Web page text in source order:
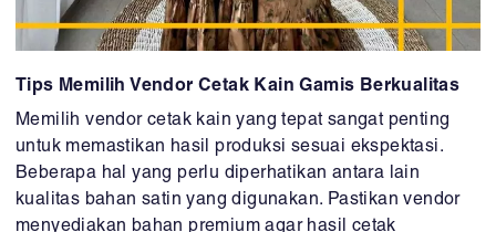
Tips Memilih Vendor Cetak Kain Gamis Berkualitas
Memilih vendor cetak kain yang tepat sangat penting
untuk memastikan hasil produksi sesuai ekspektasi.
Beberapa hal yang perlu diperhatikan antara lain
kualitas bahan satin yang digunakan. Pastikan vendor
menyediakan bahan premium agar hasil cetak